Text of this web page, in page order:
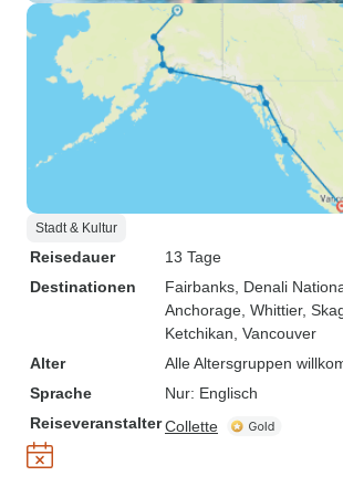
Stadt & Kultur
Reisedauer
13 Tage
Destinationen
Fairbanks , Denali
Anchorage , Whittier,
Ketchikan , Vancouver
Alter
Alle Altersgruppen
Sprache
Nur: Englisch
ReiseveranstalterCollette